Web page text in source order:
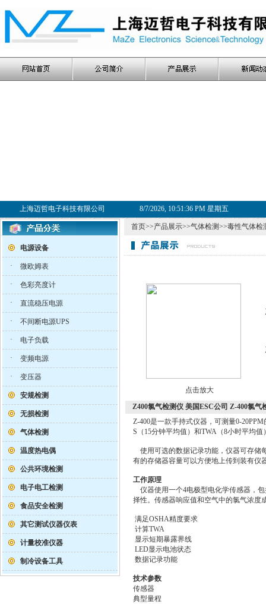
上海迈哲电子科技有限公司 8/7/2026, 10:51:37 PM 星期五
电源设备
· 微欧姆表
· 色彩亮度计
· 直流稳压电源
· 不间断电源UPS
· 电子负载
· 变频电源
· 变压器
安规检测
无损检测
气体检测
温度热电偶
公共环境检测
电子电工检测
食品安全检测
其它测试仪器仪表
计量校准仪器
制冷设备工具
首页>>产品展示>>气体检测>>毒性气体检
点击放大
Z400氯气检测仪 美国ESC公司 Z-400氯气
Z-400是一款手持式仪器，可测量0-
S（15分钟平均值）和TWA（8小时平均值
使用可选的数据记录功能，仪器可存储
有的存储器容量可以方便地上传到装有仪
工作原理
仪器使用一个4电极型电化学传感器，
择性。传感器响应值和空气中的氯气浓度
满足OSHA精度要求
计算TWA
显示短期暴露界线
LED显示电池状态
数据记录功能
技术参数
传感器
典型量程